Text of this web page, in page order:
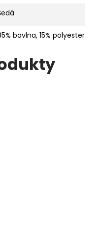
bavlna, 15% polyester